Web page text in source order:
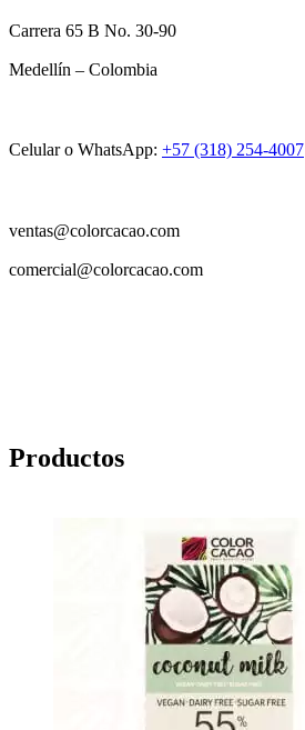
Carrera 65 B No. 30-90
Medellín – Colombia
Celular o WhatsApp: +57 (318) 254-4007
ventas@colorcacao.com
comercial@colorcacao.com
Productos